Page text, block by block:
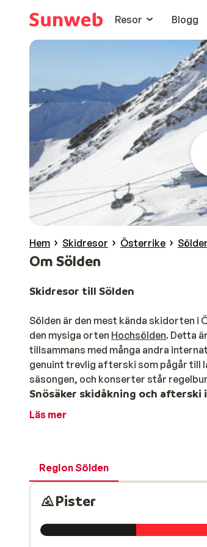
Resor
Blogg
Hem Skidresor Österrike
Om Sölden
Skidresor till Sölden
Sölden är den mest kända skidorten i
den mysiga orten Hochsölden. Detta
tillsammans med många andra
genuint trevlig afterski som pågår till
säsongen, och konserter står
Snösäker skidåkning och afterski
ligger högt
topparna, "Big 3", som sträcker sig
panoramautsikt. För längdskidåkare
medelsvåra.
De flesta av backarna, 130
Gaislachkugl och Giggijoch. Det
Läs mer
Region Sölden
Pister